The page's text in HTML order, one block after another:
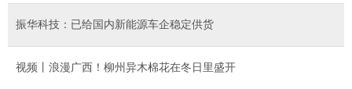
振华科技：已给国内新能源车企稳定供货
视频丨浪漫广西！柳州异木棉花在冬日里盛开